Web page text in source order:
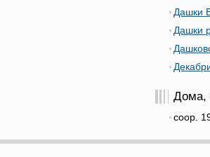
Дашки
Дашки
Дома,
соор.